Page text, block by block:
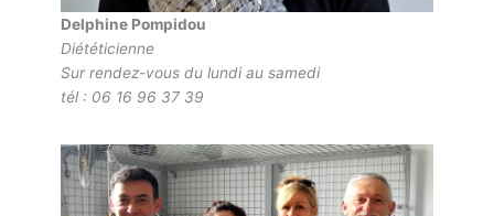
Delphine Pompidou
Diététicienne
Sur rendez-vous du lundi au samedi
tél : 06 16 96 37 39